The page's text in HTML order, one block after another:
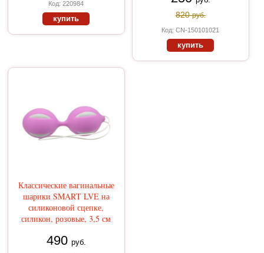
Код: 220984
купить 820руб.
Код: CN-150101021
купить
Классические вагинальные
шарики SMART LVE на
силиконовой сцепке,
силикон, розовые, 3,5 см
490 руб.